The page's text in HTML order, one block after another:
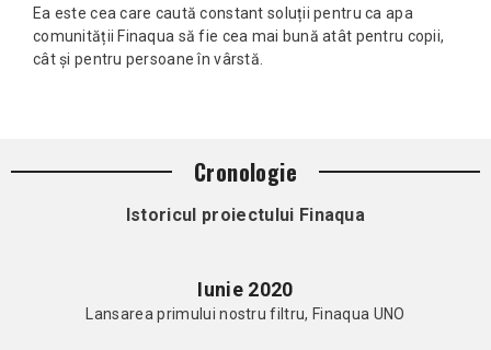
Ea este cea care caută constant soluții pentru ca apa
comunității Finaqua să fie cea mai bună atât pentru copii,
cât și pentru persoane în vârstă.
Cronologie
Istoricul proiectului Finaqua
Iunie 2020
Lansarea primului nostru filtru, Finaqua UNO